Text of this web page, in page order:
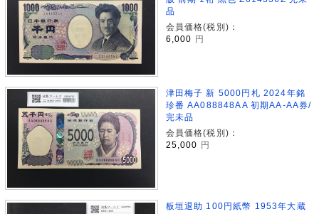
品
会員価格(税別)：
6,000
円
津田梅子 新 5000円札 2024年銘
珍番 AA088848AA 初期AA-AA券/
完未品
会員価格(税別)：
25,000
円
板垣退助 100円紙幣 1953年大蔵